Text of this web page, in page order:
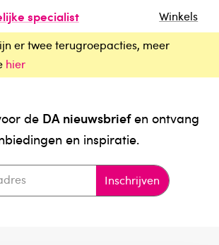
specialist
Winkels
er twee terugroepacties, meer
hier
de DA nieuwsbriefen ontvang
en inspiratie.
Inschrijven